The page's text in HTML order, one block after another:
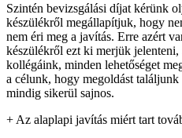
Szintén bevizsgálási díjat kérünk
készülékről megállapítjuk, hogy
nem éri meg a javítás. Erre azért
készülékről ezt ki merjük
kollégáink, minden lehetőséget
a célunk, hogy megoldást
mindig sikerül sajnos.
+ Az alaplapi javítás miért tart